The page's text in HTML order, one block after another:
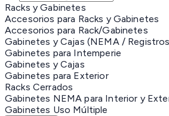
Racks y Gabinetes
Accesorios para Racks y Gabinetes
Accesorios para Rack/Gabinetes
Gabinetes y Cajas (NEMA /
Gabinetes para Intemperie
Gabinetes y Cajas
Gabinetes para Exterior
Racks Cerrados
Gabinetes NEMA para Interior y
Gabinetes Uso Múltiple